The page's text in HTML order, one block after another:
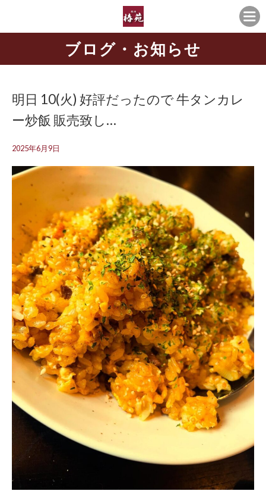
ブログ・お知らせ
明日 10(火) 好評だったので 牛タンカレ
ー炒飯 販売致し…
2025年6月9日